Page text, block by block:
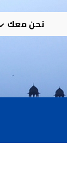
نحن معك